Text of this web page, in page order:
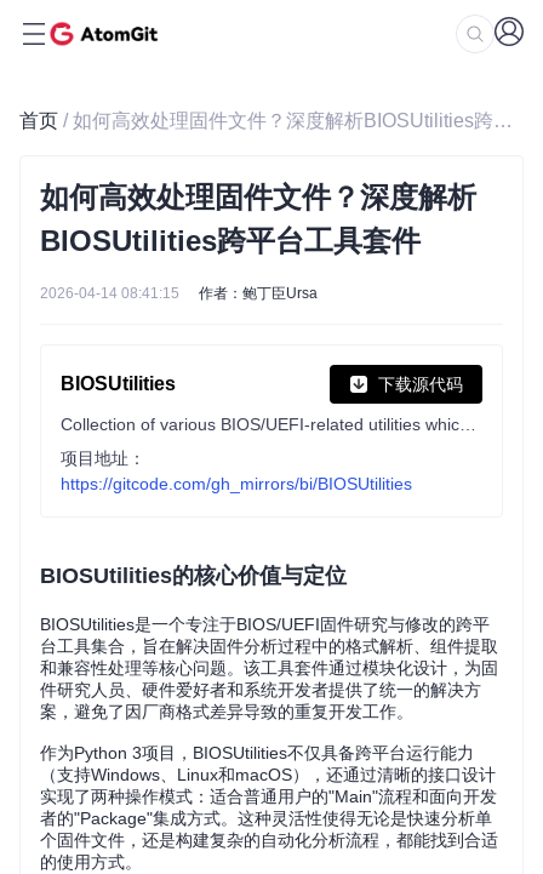
首页 / 如何高效处理固件文件？深度解析BIOSUtilities跨平台工具套件
如何高效处理固件文件？深度解析
BIOSUtilities跨平台工具套件
2026-04-14 08:41:15 作者：鲍丁臣Ursa
BIOSUtilities 下载源代码
项目地址：
https://gitcode.com/gh_mirrors/bi/BIOSUtilities
BIOSUtilities的核心价值与定位
BIOSUtilities是一个专注于BIOS/UEFI固件研究与修改的跨平
台工具集合，旨在解决固件分析过程中的格式解析、组件提取
和兼容性处理等核心问题。该工具套件通过模块化设计，为固
件研究人员、硬件爱好者和系统开发者提供了统一的解决方
案，避免了因厂商格式差异导致的重复开发工作。
作为Python 3项目，BIOSUtilities不仅具备跨平台运行能力
（支持Windows、Linux和macOS），还通过清晰的接口设计
实现了两种操作模式：适合普通用户的"Main"流程和面向开发
者的"Package"集成方式。这种灵活性使得无论是快速分析单
个固件文件，还是构建复杂的自动化分析流程，都能找到合适
的使用方式。